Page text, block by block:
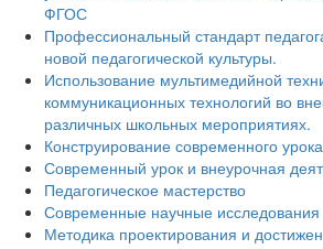
ФГОС
Профессиональный стандарт
новой педагогической культуры.
Использование мультимедийной
коммуникационных технологий во
различных школьных мероприятиях.
Конструирование современного урока
Современный урок и внеурочная
Педагогическое мастерство
Современные научные исследования
Методика проектирования и